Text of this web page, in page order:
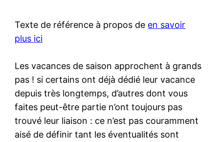
Texte de référence à propos de en savoir
plus ici
Les vacances de saison approchent à grands
pas ! si certains ont déjà dédié leur vacance
depuis très longtemps, d’autres dont vous
faites peut-être partie n’ont toujours pas
trouvé leur liaison : ce n’est pas couramment
aisé de définir tant les éventualités sont